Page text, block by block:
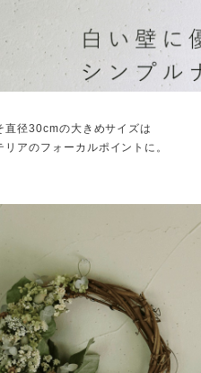
直径30cmの大きめサイズは
リアのフォーカルポイントに。